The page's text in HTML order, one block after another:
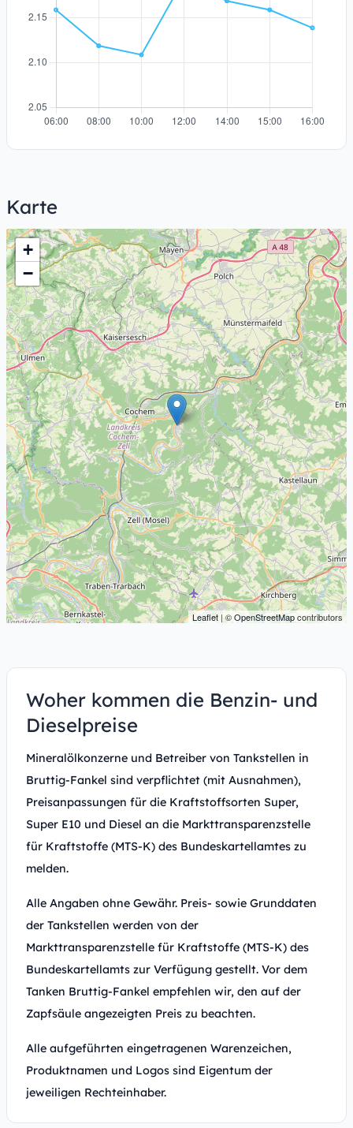
Karte
+
−
Leaflet | ©OpenStreetMapcontributors
Woher kommen die Benzin- und
Dieselpreise
Mineralölkonzerne und Betreiber von Tankstellen in
Bruttig-Fankel sind verpflichtet (mit Ausnahmen),
Preisanpassungen für die Kraftstoffsorten Super,
Super E10 und Diesel an die Markttransparenzstelle
für Kraftstoffe (MTS-K) des Bundeskartellamtes zu
melden.
Alle Angaben ohne Gewähr. Preis- sowie Grunddaten
der Tankstellen werden von der
Markttransparenzstelle für Kraftstoffe (MTS-K) des
Bundeskartellamts zur Verfügung gestellt. Vor dem
Tanken Bruttig-Fankel empfehlen wir, den auf der
Zapfsäule angezeigten Preis zu beachten.
Alle aufgeführten eingetragenen Warenzeichen,
Produktnamen und Logos sind Eigentum der
jeweiligen Rechteinhaber.